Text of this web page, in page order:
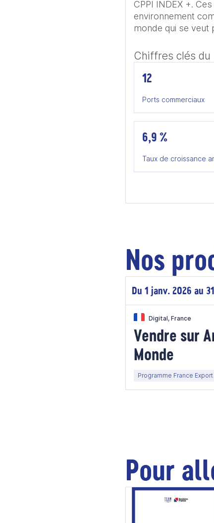
CPPI INDEX +.
environnement
monde qui se veut
Chiffres clés du
12
Ports commerciaux
6,9 %
Taux de croissance
Nos
Du 1 janv. 2026 au
Digital, France
Vendre sur
Monde
Programme France Export
Pour